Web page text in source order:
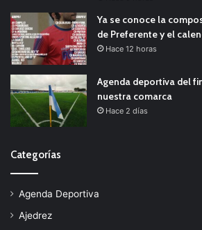
Ya se conoce la
de Preferente y el
Hace 12 horas
Agenda deportiva del
nuestra comarca
Hace 2 días
Categorías
Agenda Deportiva
Ajedrez